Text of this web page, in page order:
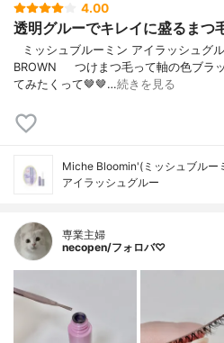
4.00
透明グルーでキレイに盛るまつ
⠀ミッシュブルーミン アイラッシュグ
BROWN⠀⠀つけまつ毛って軸の色ブラ
てみたくって🤎🤎…続きを見る
Miche Bloomin'(ミッシュブルー
アイラッシュグルー
専業主婦
necopen/フォロバ♡